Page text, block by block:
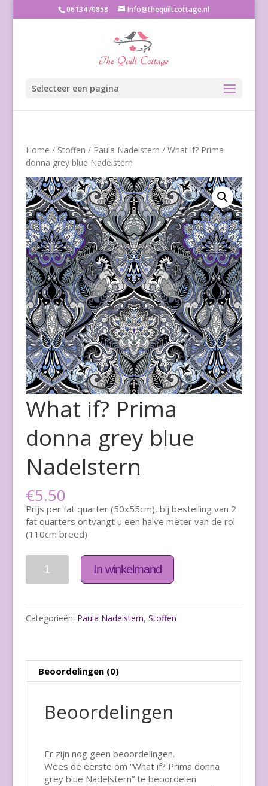
0613470858 Info@thequiltcottage.nl
Selecteer een pagina
Home / Stoffen / Paula Nadelstern / What if? Prima
donna grey blue Nadelstern
What if? Prima
donna grey blue
Nadelstern
€5.50
Prijs per fat quarter (50x55cm), bij bestelling van 2
fat quarters ontvangt u een halve meter van de rol
(110cm breed)
Aantal
In winkelmand
Categorieën: Paula Nadelstern, Stoffen
Beoordelingen (0)
Beoordelingen
Er zijn nog geen beoordelingen.
Wees de eerste om “What if? Prima donna
grey blue Nadelstern” te beoordelen